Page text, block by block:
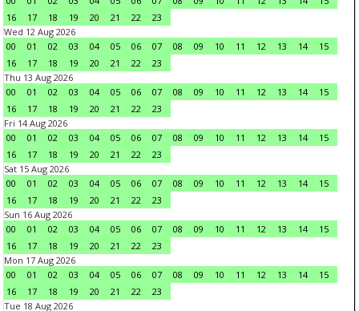
16
17 18 19 20 21 22
23
Wed 12 Aug 2026
00
01 02 03 04 05 06 07 08 09 10 11 12 13 14
15
16
17 18 19 20 21 22
23
Thu 13 Aug 2026
00
01 02 03 04 05 06 07 08 09 10 11 12 13 14
15
16
17 18 19 20 21 22
23
Fri 14 Aug 2026
00
01 02 03 04 05 06 07 08 09 10 11 12 13 14
15
16
17 18 19 20 21 22
23
Sat 15 Aug 2026
00
01 02 03 04 05 06 07 08 09 10 11 12 13 14
15
16
17 18 19 20 21 22
23
Sun 16 Aug 2026
00
01 02 03 04 05 06 07 08 09 10 11 12 13 14
15
16
17 18 19 20 21 22
23
Mon 17 Aug 2026
00
01 02 03 04 05 06 07 08 09 10 11 12 13 14
15
16
17 18 19 20 21 22
23
Tue 18 Aug 2026